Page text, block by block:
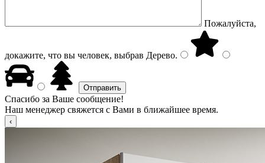
Пожалуйста,
докажите, что вы человек, выбрав Дерево.
Спасибо за Ваше сообщение!
Наш менеджер свяжется с Вами в ближайшее время.